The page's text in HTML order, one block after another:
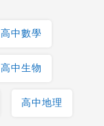
高中數學
高中生物
高中地理